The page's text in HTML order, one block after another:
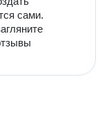
сами.